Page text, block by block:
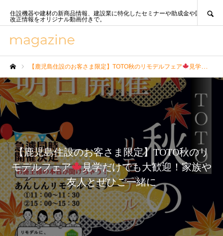
住設機器や建材の新商品情報、建設業に特化したセミナーや助成金や国策、法
改正情報をオリジナル動画付きで。
【鹿児島住設のお客さま限定】TOTO秋のリモデルフェア 見学だけでも大歓迎！家族や友人とぜひご一緒に
【鹿児島住設のお客さま限定】TOTO秋のリ
モデルフェア
見学だけでも大歓迎！家族や
友人とぜひご一緒に